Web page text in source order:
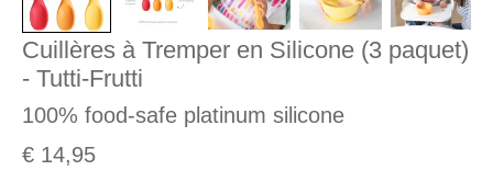
Cuillères à Tremper en Silicone (3 paquet)
- Tutti-Frutti
100% food-safe platinum silicone
€ 14,95